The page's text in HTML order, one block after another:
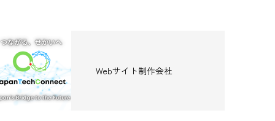
Webサイト制作会社